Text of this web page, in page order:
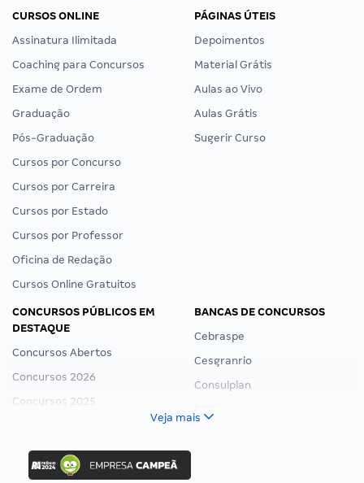
CURSOS ONLINE
Assinatura Ilimitada
Coaching para Concursos
Exame de Ordem
Graduação
Pós-Graduação
Cursos por Concurso
Cursos por Carreira
Cursos por Estado
Cursos por Professor
Oficina de Redação
Cursos Online Gratuitos
PÁGINAS ÚTEIS
Depoimentos
Material Grátis
Aulas ao Vivo
Aulas Grátis
Sugerir Curso
CONCURSOS PÚBLICOS EM
DESTAQUE
Concursos Abertos
Concursos 2026
Concursos 2025
Concurso Nacional Unificado
Concurso Ibama
Concurso MPU
BANCAS DE CONCURSOS
Cebraspe
Cesgranrio
Consulplan
Veja mais